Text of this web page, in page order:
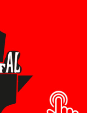
oleada revolucionaria
retomar las mejores
del movimiento
junto a la clase
este sistema. Por ellos
y el comunismo.